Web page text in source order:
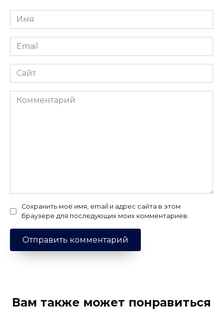
Имя
*
Email
*
Сайт
Комментарий
Сохранить моё имя, email и адрес сайта в этом
браузере для последующих моих комментариев.
Вам также может понравиться